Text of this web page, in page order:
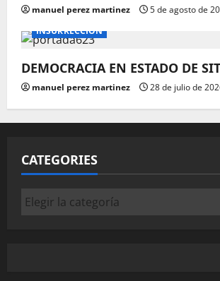
manuel perez martinez 5 de agosto de
INSURRECCIÓN
DEMOCRACIA EN ESTADO DE
manuel perez martinez 28 de julio de
CATEGORIES
Categories